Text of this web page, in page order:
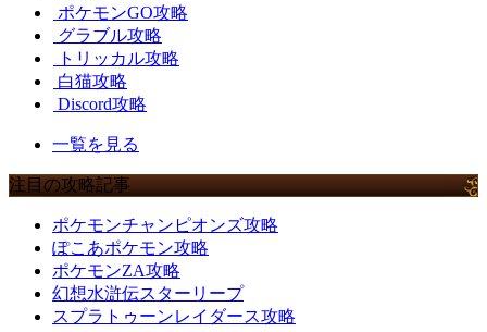
ポケモンGO攻略
グラブル攻略
トリッカル攻略
白猫攻略
Discord攻略
一覧を見る
注目の攻略記事
ポケモンチャンピオンズ攻略
ぽこあポケモン攻略
ポケモンZA攻略
幻想水滸伝スターリープ
スプラトゥーンレイダース攻略